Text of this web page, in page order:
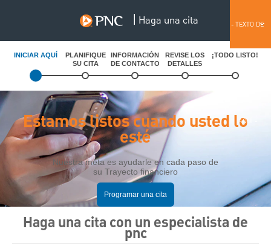
English
| Haga una cita - TEXTO DE
ANTETÍTULO
AQUÍ -
INICIAR AQUÍ
PLANIFIQUE
SU CITA
INFORMACIÓN
DE CONTACTO
REVISE LOS
DETALLES
¡TODO LISTO!
Estamos listos cuando usted lo
esté
Nuestra meta es ayudarle en cada paso de
su Trayecto financiero
Programar una cita
Haga una cita con un especialista de
pnc